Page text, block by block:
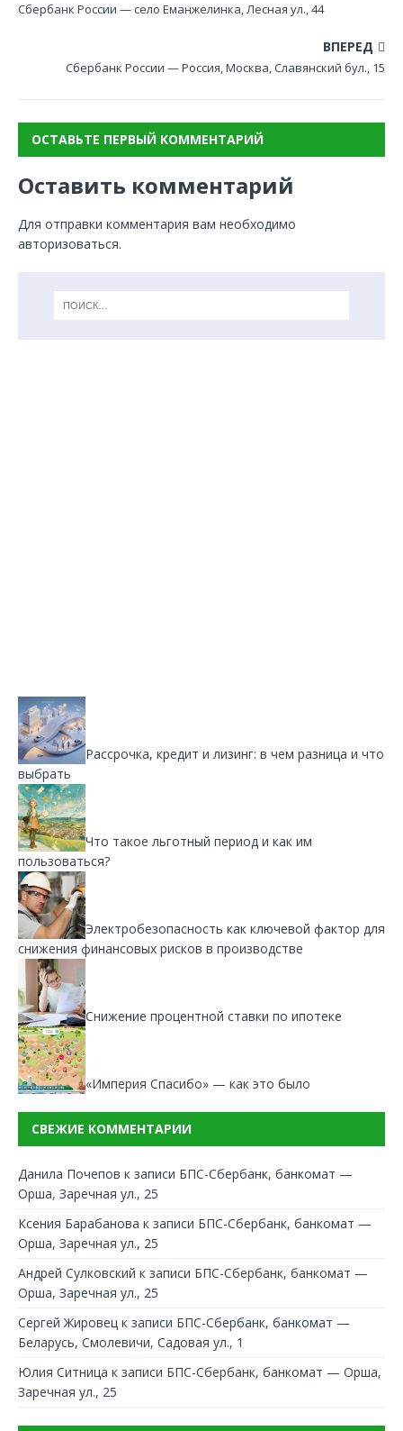
Сбербанк России — село Еманжелинка, Лесная ул., 44
ВПЕРЕД
Сбербанк России — Россия, Москва, Славянский бул., 15
ОСТАВЬТЕ ПЕРВЫЙ КОММЕНТАРИЙ
Оставить комментарий
Для отправки комментария вам необходимо
авторизоваться.
Рассрочка, кредит и лизинг: в чем разница и что
выбрать
Что такое льготный период и как им
пользоваться?
Электробезопасность как ключевой фактор для
снижения финансовых рисков в производстве
Снижение процентной ставки по ипотеке
«Империя Спасибо» — как это было
СВЕЖИЕ КОММЕНТАРИИ
Данила Почепов к записи БПС-Сбербанк, банкомат —
Орша, Заречная ул., 25
Ксения Барабанова к записи БПС-Сбербанк, банкомат —
Орша, Заречная ул., 25
Андрей Сулковский к записи БПС-Сбербанк, банкомат —
Орша, Заречная ул., 25
Сергей Жировец к записи БПС-Сбербанк, банкомат —
Беларусь, Смолевичи, Садовая ул., 1
Юлия Ситница к записи БПС-Сбербанк, банкомат — Орша,
Заречная ул., 25